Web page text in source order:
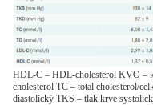
HDL-C – HDL-cholesterol KVO –
cholesterol TC – total cholesterol/
diastolický TKS – tlak krve